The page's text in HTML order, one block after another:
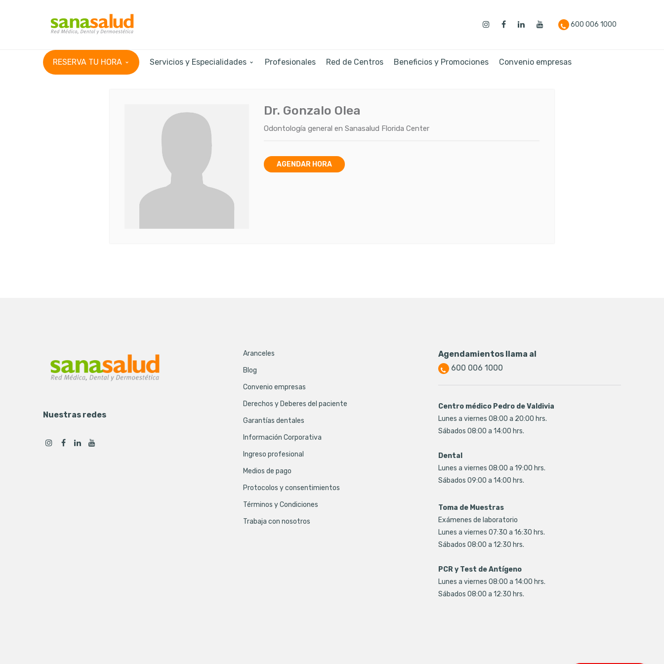
600 006 1000
RESERVA TU HORA Servicios y Especialidades Profesionales Red de Centros Beneficios y Promociones Convenio empresas
Dr. Gonzalo Olea
Odontología general en Sanasalud Florida Center
AGENDAR HORA
Nuestras redes
Aranceles
Blog
Convenio empresas
Derechos y Deberes del paciente
Garantías dentales
Información Corporativa
Ingreso profesional
Medios de pago
Protocolos y consentimientos
Términos y Condiciones
Trabaja con nosotros
Agendamientos llama al
600 006 1000
Centro médico Pedro de Valdivia
Lunes a viernes 08:00 a 20:00 hrs.
Sábados 08:00 a 14:00 hrs.
Dental
Lunes a viernes 08:00 a 19:00 hrs.
Sábados 09:00 a 14:00 hrs.
Toma de Muestras
Exámenes de laboratorio
Lunes a viernes 07:30 a 16:30 hrs.
Sábados 08:00 a 12:30 hrs.
PCR y Test de Antígeno
Lunes a viernes 08:00 a 14:00 hrs.
Sábados 08:00 a 12:30 hrs.